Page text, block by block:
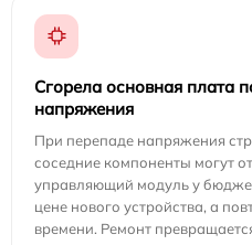
Сгорела основная плата
напряжения
При перепаде напряжения
соседние компоненты могут
управляющий модуль у
цене нового устройства, а
времени. Ремонт